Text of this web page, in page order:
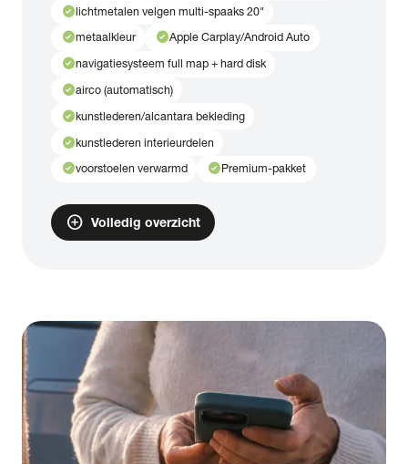
check_circlelichtmetalen velgen multi-spaaks 20"
check_circlemetaalkleur check_circleApple Carplay/Android Auto
check_circlenavigatiesysteem full map + hard disk
check_circleairco (automatisch)
check_circlekunstlederen/alcantara bekleding
check_circlekunstlederen interieurdelen
check_circlevoorstoelen verwarmd check_circlePremium-pakket
add_circle Volledig overzicht